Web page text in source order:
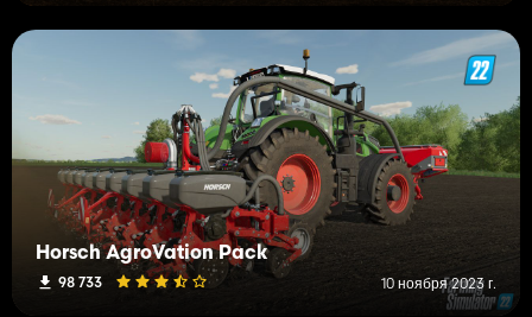
Horsch AgroVation Pack
98 733 10 ноября 2023 г.